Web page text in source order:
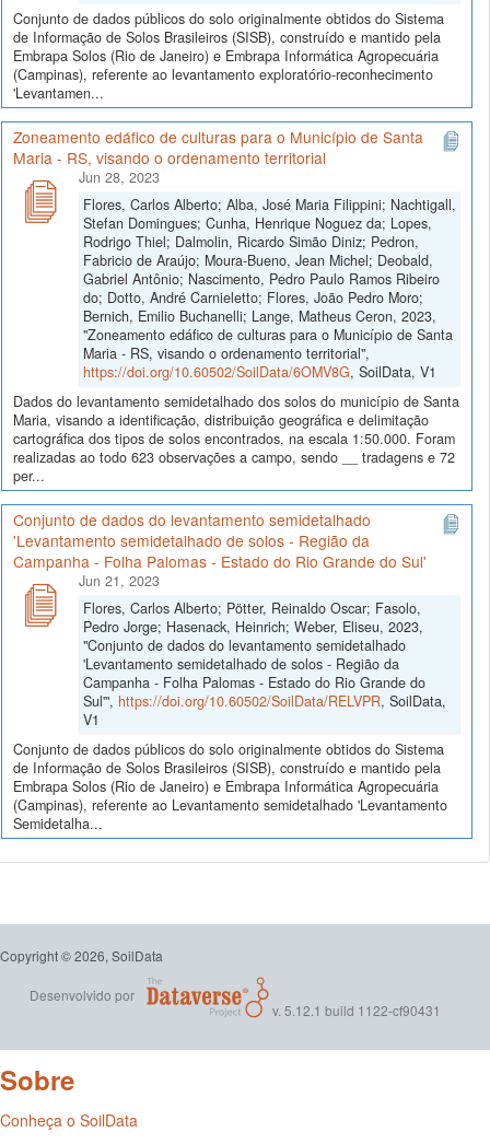
Conjunto de dados públicos do solo originalmente obtidos do Sistema
de Informação de Solos Brasileiros (SISB), construído e mantido pela
Embrapa Solos (Rio de Janeiro) e Embrapa Informática Agropecuária
(Campinas), referente ao levantamento exploratório-reconhecimento
'Levantamen...
Zoneamento edáfico de culturas para o Município de Santa
Maria - RS, visando o ordenamento territorial
Jun 28, 2023
Flores, Carlos Alberto; Alba, José Maria Filippini; Nachtigall,
Stefan Domingues; Cunha, Henrique Noguez da; Lopes,
Rodrigo Thiel; Dalmolin, Ricardo Simão Diniz; Pedron,
Fabricio de Araújo; Moura-Bueno, Jean Michel; Deobald,
Gabriel Antônio; Nascimento, Pedro Paulo Ramos Ribeiro
do; Dotto, André Carnieletto; Flores, João Pedro Moro;
Bernich, Emilio Buchanelli; Lange, Matheus Ceron, 2023,
"Zoneamento edáfico de culturas para o Município de Santa
Maria - RS, visando o ordenamento territorial",
https://doi.org/10.60502/SoilData/6OMV8G, SoilData, V1
Dados do levantamento semidetalhado dos solos do município de Santa
Maria, visando a identificação, distribuição geográfica e delimitação
cartográfica dos tipos de solos encontrados, na escala 1:50.000. Foram
realizadas ao todo 623 observações a campo, sendo __ tradagens e 72
per...
Conjunto de dados do levantamento semidetalhado
'Levantamento semidetalhado de solos - Região da
Campanha - Folha Palomas - Estado do Rio Grande do Sul'
Jun 21, 2023
Flores, Carlos Alberto; Pötter, Reinaldo Oscar; Fasolo,
Pedro Jorge; Hasenack, Heinrich; Weber, Eliseu, 2023,
"Conjunto de dados do levantamento semidetalhado
'Levantamento semidetalhado de solos - Região da
Campanha - Folha Palomas - Estado do Rio Grande do
Sul'", https://doi.org/10.60502/SoilData/RELVPR, SoilData,
V1
Conjunto de dados públicos do solo originalmente obtidos do Sistema
de Informação de Solos Brasileiros (SISB), construído e mantido pela
Embrapa Solos (Rio de Janeiro) e Embrapa Informática Agropecuária
(Campinas), referente ao Levantamento semidetalhado 'Levantamento
Semidetalha...
Copyright © 2026, SoilData
Desenvolvido por
v. 5.12.1 build 1122-cf90431
Sobre
Conheça o SoilData